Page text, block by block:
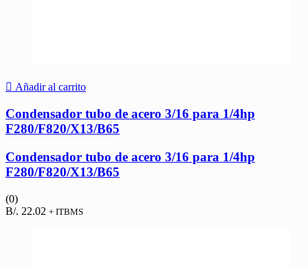
Añadir al carrito
Condensador tubo de acero 3/16 para 1/4hp
F280/F820/X13/B65
Condensador tubo de acero 3/16 para 1/4hp
F280/F820/X13/B65
(0)
B/. 22.02 + ITBMS